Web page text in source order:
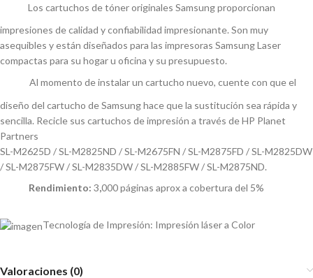
Los cartuchos de tóner originales Samsung proporcionan
impresiones de calidad y confiabilidad impresionante. Son muy
asequibles y están diseñados para las impresoras Samsung Laser
compactas para su hogar u oficina y su presupuesto.
Al momento de instalar un cartucho nuevo, cuente con que el
diseño del cartucho de Samsung hace que la sustitución sea rápida y
sencilla. Recicle sus cartuchos de impresión a través de HP Planet
Partners
SL-M2625D / SL-M2825ND / SL-M2675FN / SL-M2875FD / SL-M2825DW
/ SL-M2875FW / SL-M2835DW / SL-M2885FW / SL-M2875ND.
Rendimiento: 3,000 páginas aprox a cobertura del 5%
Tecnología de Impresión: Impresión láser a Color
Valoraciones (0)